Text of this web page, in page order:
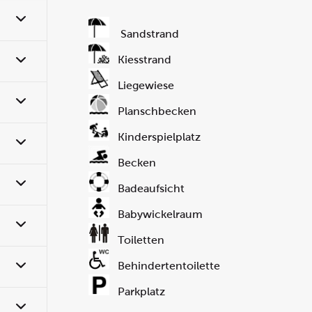
Sandstrand
Kiesstrand
Liegewiese
Planschbecken
Kinderspielplatz
Becken
Badeaufsicht
Babywickelraum
Toiletten
Behindertentoilette
Parkplatz